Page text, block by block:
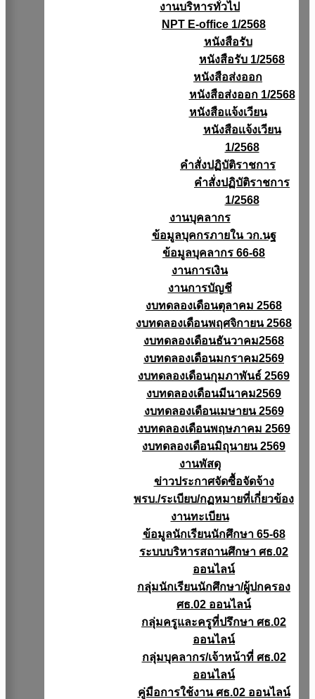
งานบริหารทั่วไป
NPT E-office 1/2568
หนังสือรับ
หนังสือรับ 1/2568
หนังสือส่งออก
หนังสือส่งออก 1/2568
หนังสือแจ้งเวียน
หนังสือเเจ้งเวียน
1/2568
คำสั่งปฏิบัติราชการ
คำสั่งปฏิบัติราชการ
1/2568
งานบุคลากร
ข้อมูลบุคกรภายใน วก.นฐ
ข้อมูลบุคลากร 66-68
งานการเงิน
งานการบัญชี
งบทดลองเดือนตุลาคม 2568
งบทดลองเดือนพฤศจิกายน 2568
งบทดลองเดือนธันวาคม2568
งบทดลองเดือนมกราคม2569
งบทดลองเดือนกุมภาพันธ์ 2569
งบทดลองเดือนมีนาคม2569
งบทดลองเดือนเมษายน 2569
งบทดลองเดือนพฤษภาคม 2569
งบทดลองเดือนมิถุนายน 2569
งานพัสดุ
ข่าวประกาศจัดซื้อจัดจ้าง
พรบ./ระเบียบ/กฏหมายที่เกี่ยวข้อง
งานทะเบียน
ข้อมูลนักเรียนนักศึกษา 65-68
ระบบบริหารสถานศึกษา ศธ.02
ออนไลน์
กลุ่มนักเรียนนักศึกษา/ผู้ปกครอง
ศธ.02 ออนไลน์
กลุ่มครูและครูที่ปรึกษา ศธ.02
ออนไลน์
กลุ่มบุคลากร/เจ้าหน้าที่ ศธ.02
ออนไลน์
คู่มือการใช้งาน ศธ.02 ออนไลน์